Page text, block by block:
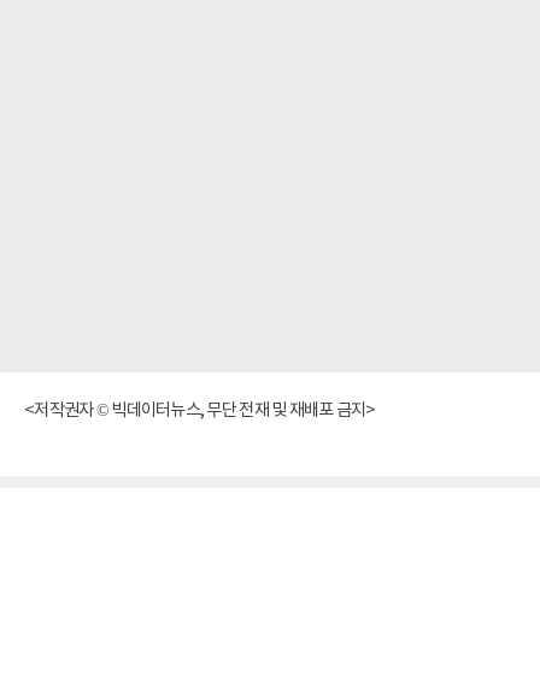
<저작권자 © 빅데이터뉴스, 무단 전재 및 재배포 금지>